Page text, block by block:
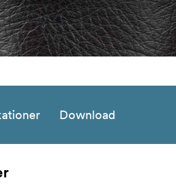
Download